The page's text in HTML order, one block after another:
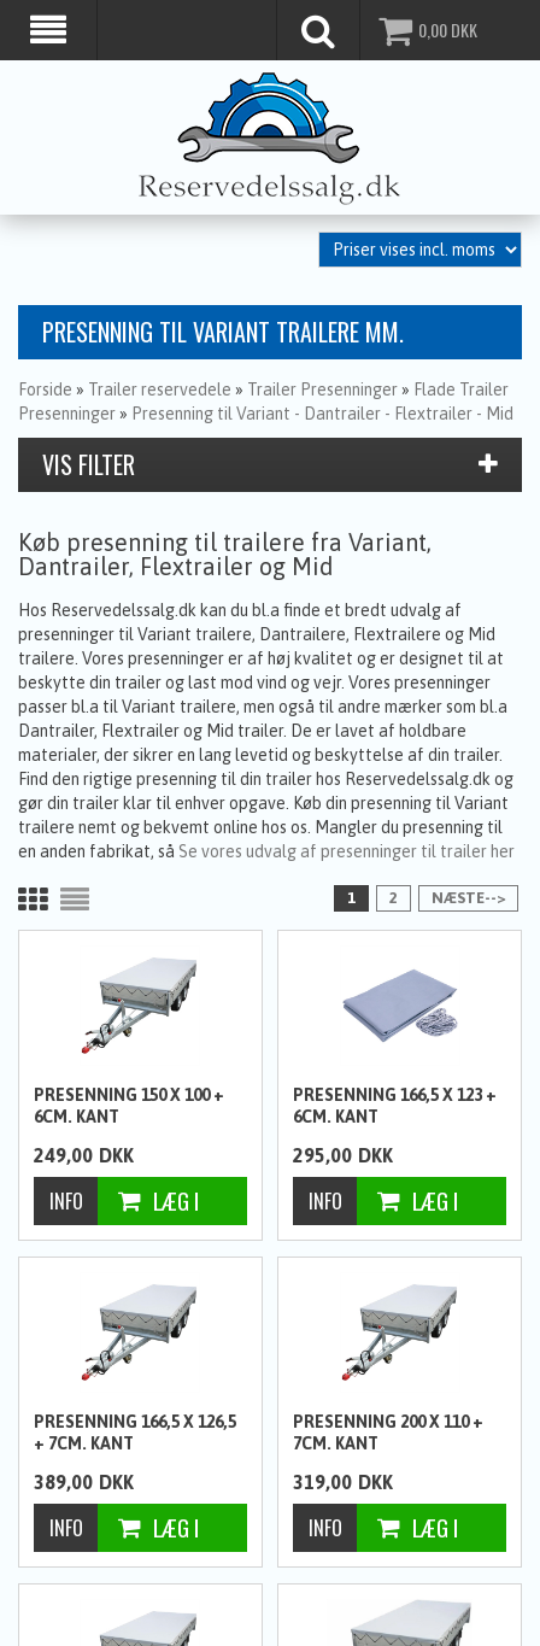
0,00DKK
PRESENNING TIL VARIANT TRAILERE MM.
Forside » Trailer reservedele » Trailer Presenninger » Flade Trailer
Presenninger » Presenning til Variant - Dantrailer - Flextrailer - Mid
Køb presenning til trailere fra Variant,
Dantrailer, Flextrailer og Mid
Hos Reservedelssalg.dk kan du bl.a finde et bredt udvalg af
presenninger til Variant trailere, Dantrailere, Flextrailere og Mid
trailere. Vores presenninger er af høj kvalitet og er designet til at
beskytte din trailer og last mod vind og vejr. Vores presenninger
passer bl.a til Variant trailere, men også til andre mærker som bl.a
Dantrailer, Flextrailer og Mid trailer. De er lavet af holdbare
materialer, der sikrer en lang levetid og beskyttelse af din trailer.
Find den rigtige presenning til din trailer hos Reservedelssalg.dk og
gør din trailer klar til enhver opgave. Køb din presenning til Variant
trailere nemt og bekvemt online hos os. Mangler du presenning til
en anden fabrikat, så Se vores udvalg af presenninger til trailer her
1 2 NÆSTE-->
PRESENNING 150 X 100 +
6CM. KANT
249,00 DKK
PRESENNING 166,5 X 123 +
6CM. KANT
295,00 DKK
PRESENNING 166,5 X 126,5
+ 7CM. KANT
389,00 DKK
PRESENNING 200 X 110 +
7CM. KANT
319,00 DKK